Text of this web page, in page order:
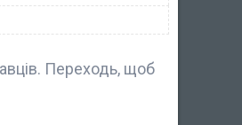
Переходь, щоб